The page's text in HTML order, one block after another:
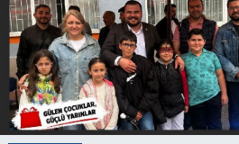
Bilecik
Kütahya
Gezi